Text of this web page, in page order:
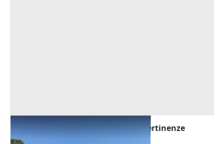
Asta Capannone artigianale con pertinenze
Offerta minima